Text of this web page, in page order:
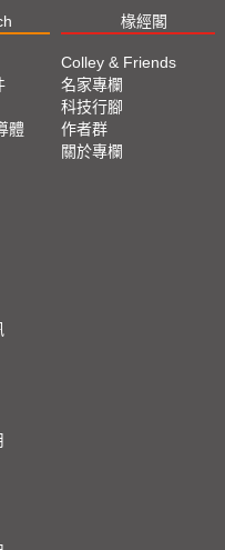
椽經閣
體
Colley & Friends
名家專欄
科技行腳
作者群
關於專欄